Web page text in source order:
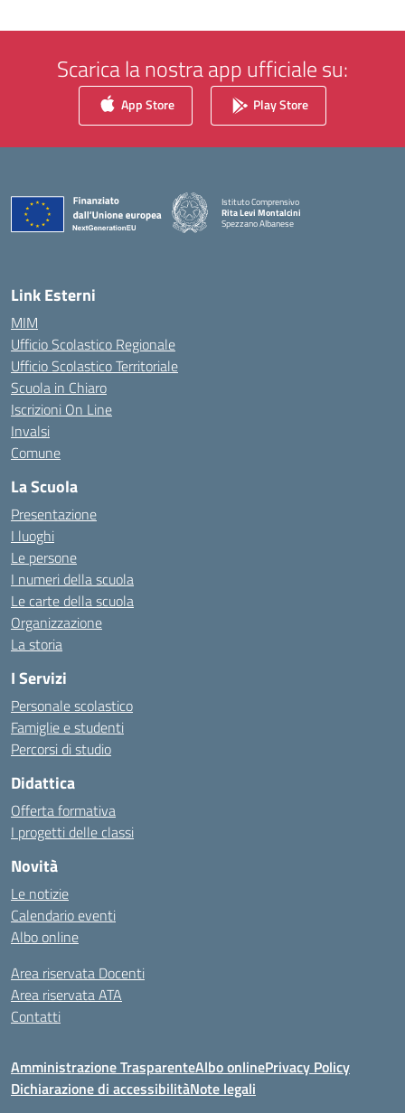
Scarica la nostra app ufficiale su:
App Store Play Store
Istituto Comprensivo
Rita Levi Montalcini
Spezzano Albanese
— Visita la pagina iniziale della scuola
Link Esterni
MIM
Ufficio Scolastico Regionale
Ufficio Scolastico Territoriale
Scuola in Chiaro
Iscrizioni On Line
Invalsi
Comune
La Scuola
Presentazione
I luoghi
Le persone
I numeri della scuola
Le carte della scuola
Organizzazione
La storia
I Servizi
Personale scolastico
Famiglie e studenti
Percorsi di studio
Didattica
Offerta formativa
I progetti delle classi
Novità
Le notizie
Calendario eventi
Albo online
Area riservata Docenti
Area riservata ATA
Contatti
Amministrazione TrasparenteAlbo onlinePrivacy Policy
Dichiarazione di accessibilitàNote legali